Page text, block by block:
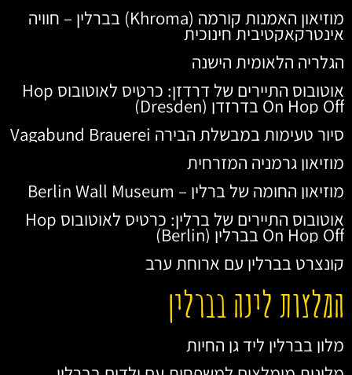
מוזיאון האמנות קורמה (Khroma) בברלין – חוויה
אינטרקאקטיבית חינוכית
הגלריה הלאומית הישנה
אוטובוס התיירים של דרדזן: כרטיס לאוטובוס Hop
On Hop Off בדרזדן (Dresden)
סיור טעימות במבשלת הבירה Vagabund Brauerei
מוזיאון גרמניה המזרחית
מוזיאון החומה של ברלין – Berlin Wall Museum
אוטובוס התיירים של ברלין: כרטיס לאוטובוס Hop
On Hop Off בברלין (Berlin)
קונצרט בברלין עם ארוחת ערב
המלצות לינה בברלין
מלון בברלין ליד גן החיות